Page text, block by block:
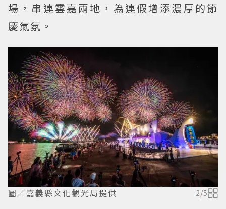
場，串連雲嘉兩地，為連假增添濃厚的節
慶氣氛。
圖／嘉義縣文化觀光局提供 2/5